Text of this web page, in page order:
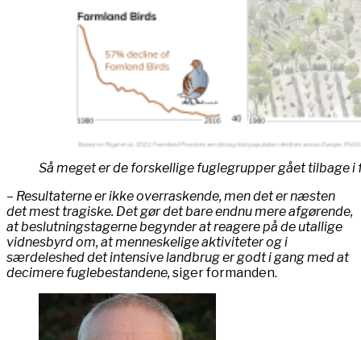
Så meget er de forskellige fuglegrupper gået tilbage
– Resultaterne er ikke overraskende, men det er næsten
det mest tragiske. Det gør det bare endnu mere afgørende,
at beslutningstagerne begynder at reagere på de utallige
vidnesbyrd om, at menneskelige aktiviteter og i
særdeleshed det intensive landbrug er godt i gang med at
decimere fuglebestandene,siger formanden.